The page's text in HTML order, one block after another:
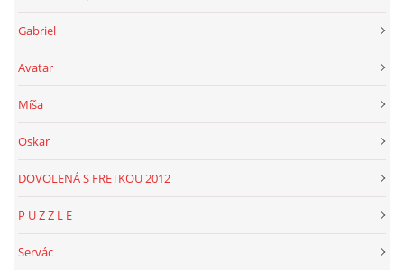
Gabriel
Avatar
Míša
Oskar
DOVOLENÁ S FRETKOU 2012
P U Z Z L E
Servác